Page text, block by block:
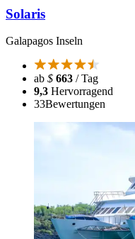
Solaris
Galapagos Inseln
ab $ 663 / Tag
9,3 Hervorragend
33Bewertungen